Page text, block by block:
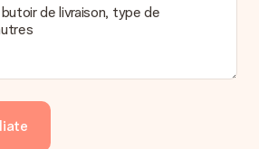
de livraison, type de